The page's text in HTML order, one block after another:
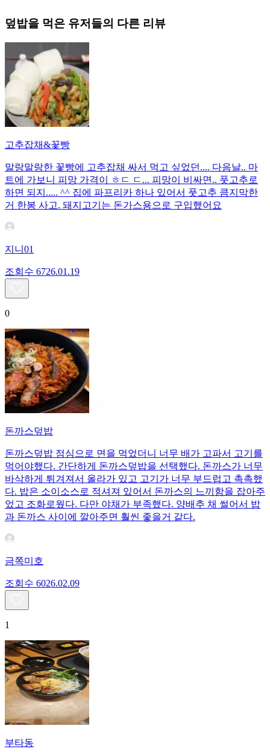
덮밥을 먹은 유저들의 다른 리뷰
고추잡채&꽃빵
말랑말랑한 꽃빵에 고추잡채 싸서 먹고 싶었던.... 다음날.. 마
트에 가보니 피망 가격이 ㅎㄷ ㄷ... 피망이 비싸면.. 풋고추로
하면 되지..... ^^ 집에 파프리카 하나 있어서 풋고추 큼지막한
거 한봉 사고. 돼지고기는 돈가스용으로 구입했어요
지니01
조회수 6726.01.19
0
돈까스덮밥
돈까스덮밥 점심으로 면을 먹었더니 너무 배가 고파서 고기를
먹어야했다. 간단하게 돈까스덮밥을 선택했다. 돈까스가 너무
바삭하게 튀겨져서 올라가 있고 고기가 너무 부드럽고 촉촉했
다. 밥은 소이소스로 적셔져 있어서 돈까스의 느끼함을 잡아주
었고 조화로웠다. 다만 야채가 부족했다. 양배추 채 썰어서 밥
과 돈까스 사이에 깔아주면 훨씬 좋을거 같다.
금쪽미호
조회수 6026.02.09
1
부타동